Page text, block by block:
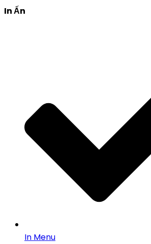
In Ấn
In Menu